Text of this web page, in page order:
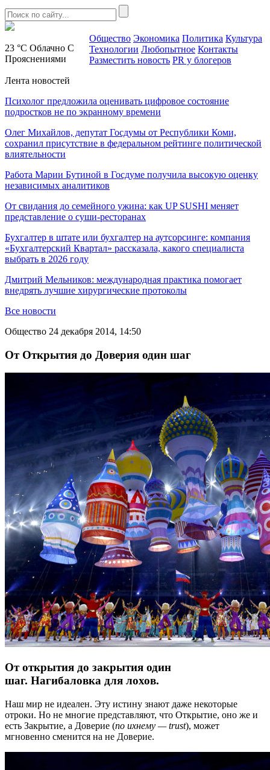
23 °C Облачно С
Прояснениями
Общество Экономика Политика Культура
Технологии Любопытное Контакты
Разместить новость PR у блогеров
Лента новостей
Психолог предложила оценивать цифровое состояние
подростков не по экранному времени
Олег Михайлов, депутат Госдумы от Республики Коми,
сохранил присутствие в федеральном рейтинге политической
влиятельности
Работа Марии Бутиной в Госдуме получила высокую оценку
независимых аналитиков
От свидания до семейного ужина: как UP SUSHI меняет
представление о суши-ресторанах
Бухгалтер в штате или бухгалтер на аутсорсинге: компания
«Бухгалтерский Квартал» рассказала, какого специалиста
выбрать в 2026 году
Дмитрий Мельников: международная практика помогает
внедрять лучшие хирургические протоколы
Все новости
Общество 24 декабря 2014, 14:50
От Открытия до Доверия один шаг
От открытия до закрытия один
шаг. Нагибаловка для лохов.
Наш мир не идеален. Эту истину знают даже некоторые
отроки. Но не многие представляют, что Открытие, оно же и
есть Закрытие, а Доверие (по ихнему — trust), может
мгновенно сменится на не Доверие.